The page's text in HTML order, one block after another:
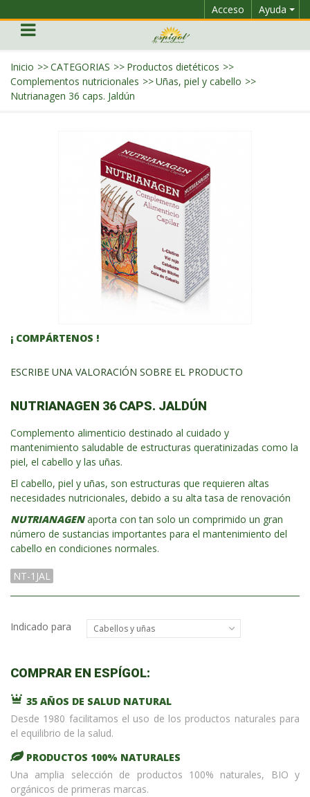
Ayuda
Acceso
Inicio >>CATEGORIAS >> Productos dietéticos >>
Complementos nutricionales >>Uñas, piel y cabello >>
Nutrianagen 36 caps. Jaldún
¡ COMPÁRTENOS !
ESCRIBE UNA VALORACIÓN SOBRE EL PRODUCTO
NUTRIANAGEN 36 CAPS. JALDÚN
Complemento alimenticio destinado al cuidado y
mantenimiento saludable de estructuras queratinizadas como la
piel, el cabello y las uñas.
El cabello, piel y uñas, son estructuras que requieren altas
necesidades nutricionales, debido a su alta tasa de renovación
NUTRIANAGENaporta con tan solo un comprimido un gran
número de sustancias importantes para el mantenimiento del
cabello en condiciones normales.
NT-1JAL
Indicado para Cabellos y uñas
COMPRAR EN ESPÍGOL:
35 AÑOS DE SALUD NATURAL
Desde 1980 facilitamos el uso de los productos naturales para
el equilibrio de la salud.
PRODUCTOS 100% NATURALES
Una amplia selección de productos 100% naturales, BIO y
orgánicos de primeras marcas.